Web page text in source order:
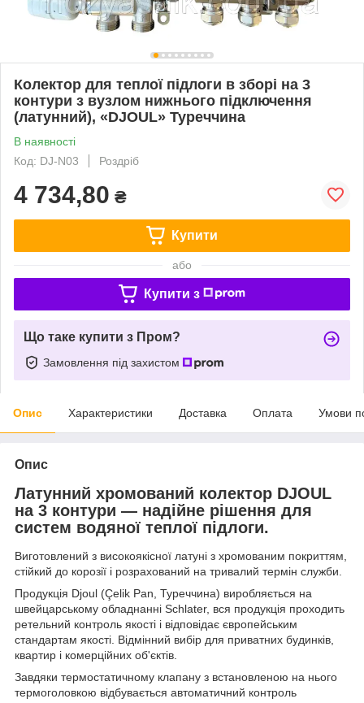
Колектор для теплої підлоги в зборі на 3
контури з вузлом нижнього підключення
(латунний), «DJOUL» Туреччина
В наявності
Код: DJ-N03
Роздріб
4 734,80 ₴
Купити
або
Купити з
Що таке купити з Пром?
Замовлення під захистом
Опис Характеристики Доставка Оплата Умови
Опис
Латунний хромований колектор DJOUL
на 3 контури — надійне рішення для
систем водяної теплої підлоги.
Виготовлений з високоякісної латуні з хромованим покриттям,
стійкий до корозії і розрахований на тривалий термін служби.
Продукція Djoul (Çelik Pan, Туреччина) виробляється на
швейцарському обладнанні Schlater, вся продукція проходить
ретельний контроль якості і відповідає європейським
стандартам якості. Відмінний вибір для приватних будинків,
квартир і комерційних об'єктів.
Завдяки термостатичному клапану з встановленою на нього
термоголовкою відбувається автоматичний контроль